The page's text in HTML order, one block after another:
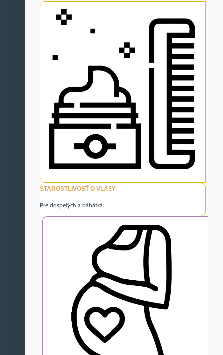
STAROSTLIVOSŤ O VLASY
Pre dospelých a bábätká.